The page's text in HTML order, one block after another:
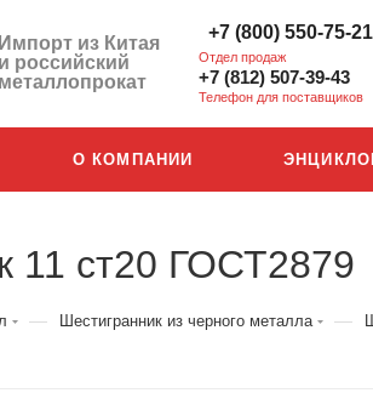
Импорт из Китая
и российский
металлопрокат
+7 (800) 550-75-21
Отдел продаж
+7 (812) 507-39-43
Телефон для поставщиков
О КОМПАНИИ
11 ст20 ГОСТ2879
— Шестигранник из черного металла —